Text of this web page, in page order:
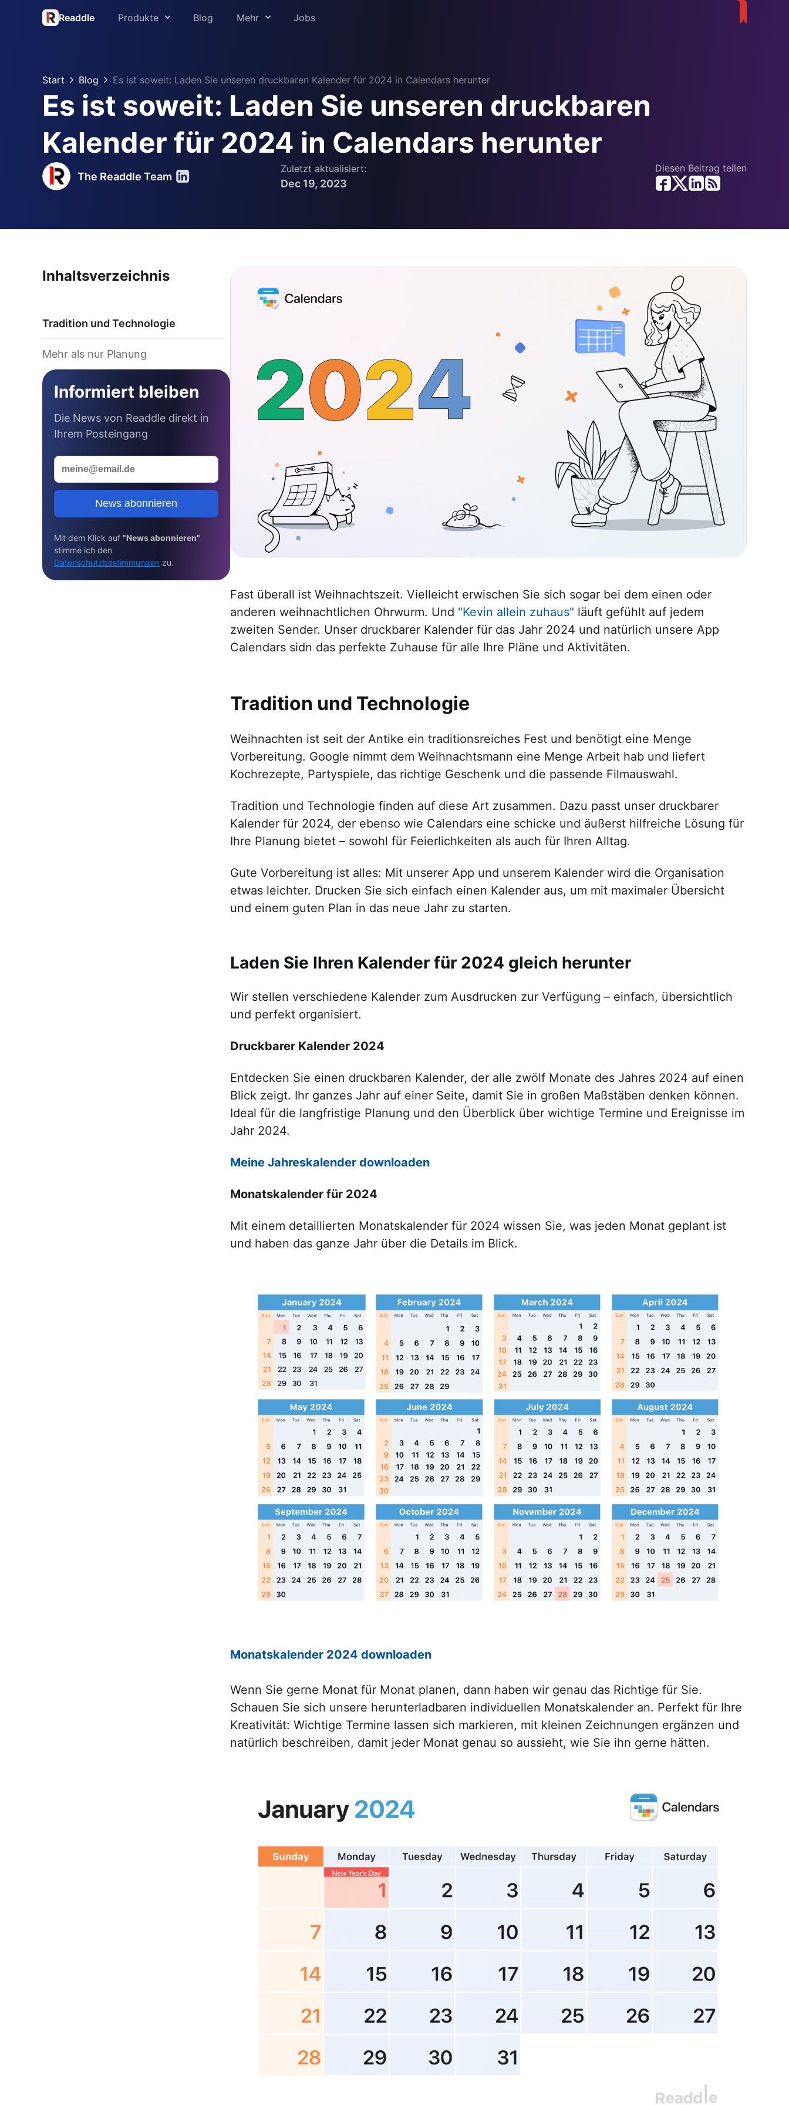
Readdle Produkte
Spark
Scanner Pro
Calendars
Fluix
Blog Mehr
Presse
Support
Readdle für Bildung
Trust Center
Jobs
Start Blog Es ist soweit: Laden Sie unseren druckbaren Kalender für 2024 in Calendars herunter
Es ist soweit: Laden Sie unseren druckbaren
Kalender für 2024 in Calendars herunter
The Readdle Team
Zuletzt aktualisiert:
Dec 19, 2023
Diesen Beitrag teilen
Inhaltsverzeichnis
Tradition und Technologie
Mehr als nur Planung
Informiert bleiben
Die News von Readdle direkt in
Ihrem Posteingang
News abonnieren
Mit dem Klick auf "News abonnieren"
stimme ich den
Datenschutzbestimmungen zu.
Fast überall ist Weihnachtszeit. Vielleicht erwischen Sie sich sogar bei dem einen oder
anderen weihnachtlichen Ohrwurm. Und "Kevin allein zuhaus" läuft gefühlt auf jedem
zweiten Sender. Unser druckbarer Kalender für das Jahr 2024 und natürlich unsere App
Calendars sidn das perfekte Zuhause für alle Ihre Pläne und Aktivitäten.
Tradition und Technologie
Weihnachten ist seit der Antike ein traditionsreiches Fest und benötigt eine Menge
Vorbereitung. Google nimmt dem Weihnachtsmann eine Menge Arbeit hab und liefert
Kochrezepte, Partyspiele, das richtige Geschenk und die passende Filmauswahl.
Tradition und Technologie finden auf diese Art zusammen. Dazu passt unser druckbarer
Kalender für 2024, der ebenso wie Calendars eine schicke und äußerst hilfreiche Lösung für
Ihre Planung bietet – sowohl für Feierlichkeiten als auch für Ihren Alltag.
Gute Vorbereitung ist alles: Mit unserer App und unserem Kalender wird die Organisation
etwas leichter. Drucken Sie sich einfach einen Kalender aus, um mit maximaler Übersicht
und einem guten Plan in das neue Jahr zu starten.
Laden Sie Ihren Kalender für 2024 gleich herunter
Wir stellen verschiedene Kalender zum Ausdrucken zur Verfügung – einfach, übersichtlich
und perfekt organisiert.
Druckbarer Kalender 2024
Entdecken Sie einen druckbaren Kalender, der alle zwölf Monate des Jahres 2024 auf einen
Blick zeigt. Ihr ganzes Jahr auf einer Seite, damit Sie in großen Maßstäben denken können.
Ideal für die langfristige Planung und den Überblick über wichtige Termine und Ereignisse im
Jahr 2024.
Meine Jahreskalender downloaden
Monatskalender für 2024
Mit einem detaillierten Monatskalender für 2024 wissen Sie, was jeden Monat geplant ist
und haben das ganze Jahr über die Details im Blick.
Monatskalender 2024 downloaden
Wenn Sie gerne Monat für Monat planen, dann haben wir genau das Richtige für Sie.
Schauen Sie sich unsere herunterladbaren individuellen Monatskalender an. Perfekt für Ihre
Kreativität: Wichtige Termine lassen sich markieren, mit kleinen Zeichnungen ergänzen und
natürlich beschreiben, damit jeder Monat genau so aussieht, wie Sie ihn gerne hätten.